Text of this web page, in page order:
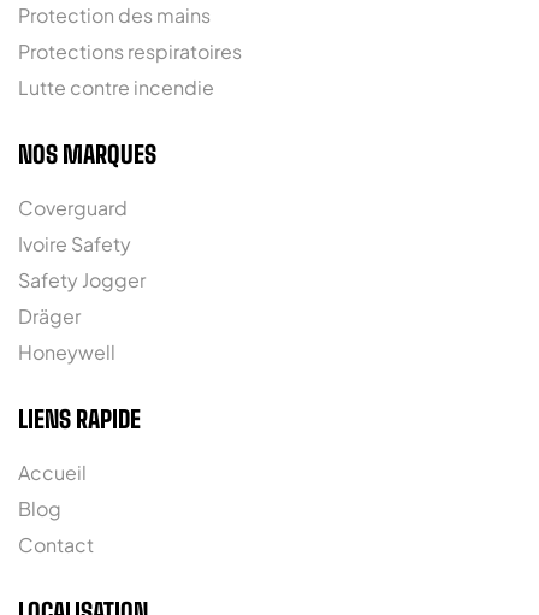
Protection des mains
Protections respiratoires
Lutte contre incendie
NOS MARQUES
Coverguard
Ivoire Safety
Safety Jogger
Dräger
Honeywell
LIENS RAPIDE
Accueil
Blog
Contact